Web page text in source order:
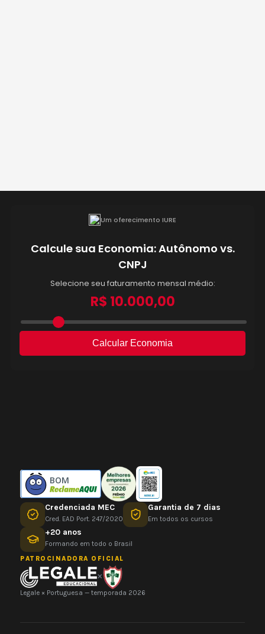
BOM
Credenciada MEC
Cred. EAD Port. 247/2020
Garantia de 7 dias
Em todos os cursos
+20 anos
Formando em todo o Brasil
PATROCINADORA OFICIAL
×
Legale × Portuguesa — temporada 2026